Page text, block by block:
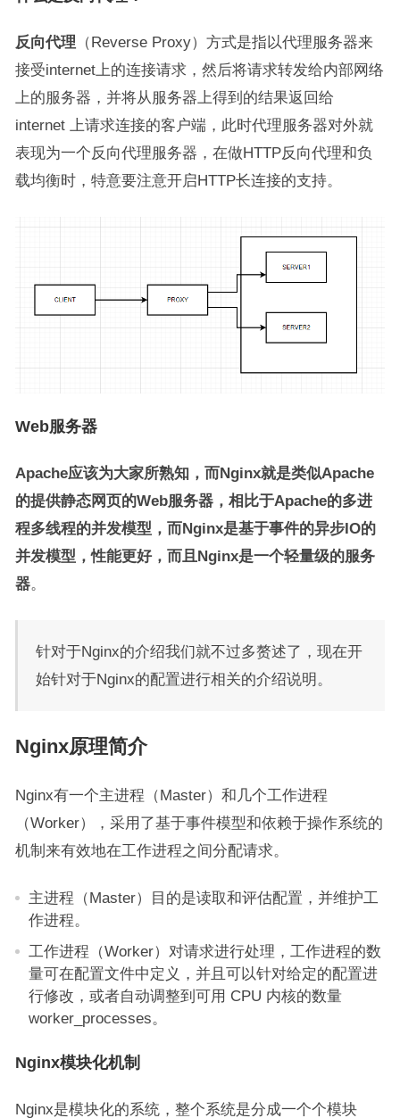
反向代理 （Reverse Proxy）方式是指以代理服务器来
接受internet上的连接请求，然后将请求转发给内部网络
上的服务器，并将从服务器上得到的结果返回给
internet 上请求连接的客户端，此时代理服务器对外就
表现为一个反向代理服务器，在做HTTP反向代理和负
载均衡时，特意要注意开启HTTP长连接的支持。
Web服务器
Apache应该为大家所熟知，而Nginx就是类似Apache
的提供静态网页的Web服务器，相比于Apache的多进
程多线程的并发模型，而Nginx是基于事件的异步IO的
并发模型，性能更好，而且Nginx是一个轻量级的服务
器。
针对于Nginx的介绍我们就不过多赘述了，现在开
始针对于Nginx的配置进行相关的介绍说明。
Nginx原理简介
Nginx有一个主进程（Master）和几个工作进程
（Worker），采用了基于事件模型和依赖于操作系统的
机制来有效地在工作进程之间分配请求。
主进程（Master）目的是读取和评估配置，并维护工
作进程。
工作进程（Worker）对请求进行处理，工作进程的数
量可在配置文件中定义，并且可以针对给定的配置进
行修改，或者自动调整到可用 CPU 内核的数量
worker_processes。
Nginx模块化机制
Nginx是模块化的系统，整个系统是分成一个个模块